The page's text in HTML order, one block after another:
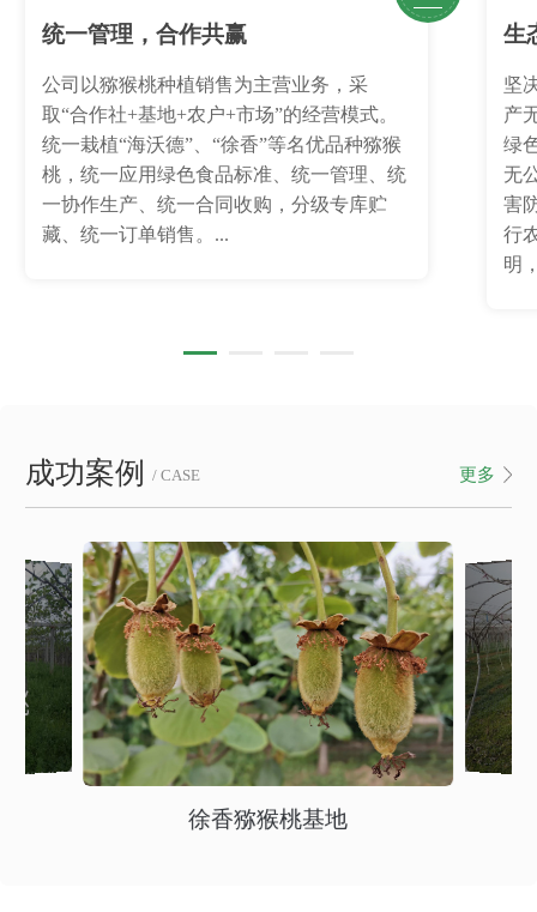
统一管理，合作共赢
公司以猕猴桃种植销售为主营业务，采
取“合作社+基地+农户+市场”的经营模式。
统一栽植“海沃德”、“徐香”等名优品种猕猴
桃，统一应用绿色食品标准、统一管理、统
一协作生产、统一合同收购，分级专库贮
藏、统一订单销售。...
生
坚
产
绿
无
害
行
明
成功案例 / CASE 更多
徐香猕猴桃基地